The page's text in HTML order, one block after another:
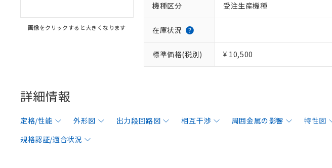
画像をクリックすると大きくなります
機種区分 受注生産機種
在庫状況
標準価格(税別) ¥ 10,500
詳細情報
定格/性能 外形図 出力段回路図 相互干渉 周囲金属の影響 特性図
規格認証/適合状況